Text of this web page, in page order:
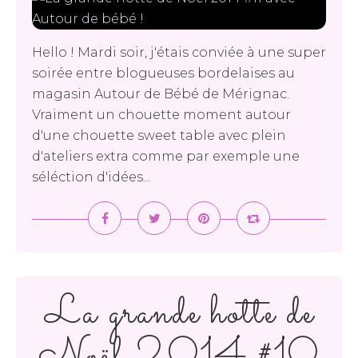
Hello ! Mardi soir, j'étais conviée à une super
soirée entre blogueuses bordelaises au
magasin Autour de Bébé de Mérignac.
Vraiment un chouette moment autour
d'une chouette sweet table avec plein
d'ateliers extra comme par exemple une
séléction d'idées...
La grande hotte de